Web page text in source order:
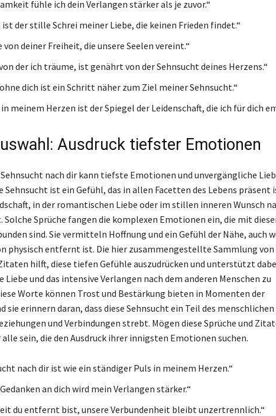
fühle ich dein Verlangen stärker als je zuvor.“
ist der stille Schrei meiner Liebe, die keinen Frieden findet.“
von deiner Freiheit, die unsere Seelen vereint.“
von der ich träume, ist genährt von der Sehnsucht deines Herzens.“
ohne dich ist ein Schritt näher zum Ziel meiner Sehnsucht.“
in meinem Herzen ist der Spiegel der Leidenschaft, die ich für dich
Ausdruck tiefster Emotionen
Sehnsucht nach dir kann tiefste Emotionen und unvergängliche
Sehnsucht ist ein Gefühl, das in allen Facetten des Lebens präsent
in der romantischen Liebe oder im stillen inneren Wunsch
Solche Sprüche fangen die komplexen Emotionen ein, die mit
sind. Sie vermitteln Hoffnung und ein Gefühl der Nähe, auch
physisch entfernt ist. Die hier zusammengestellte Sammlung von
hilft, diese tiefen Gefühle auszudrücken und unterstützt
Liebe und das intensive Verlangen nach dem anderen Menschen zu
Worte können Trost und Bestärkung bieten in Momenten der
sie erinnern daran, dass diese Sehnsucht ein Teil des
und Verbindungen strebt. Mögen diese Sprüche und
sein, die den Ausdruck ihrer innigsten Emotionen suchen.
nach dir ist wie ein ständiger Puls in meinem Herzen.“
Gedanken an dich wird mein Verlangen stärker.“
du entfernt bist, unsere Verbundenheit bleibt unzertrennlich.“